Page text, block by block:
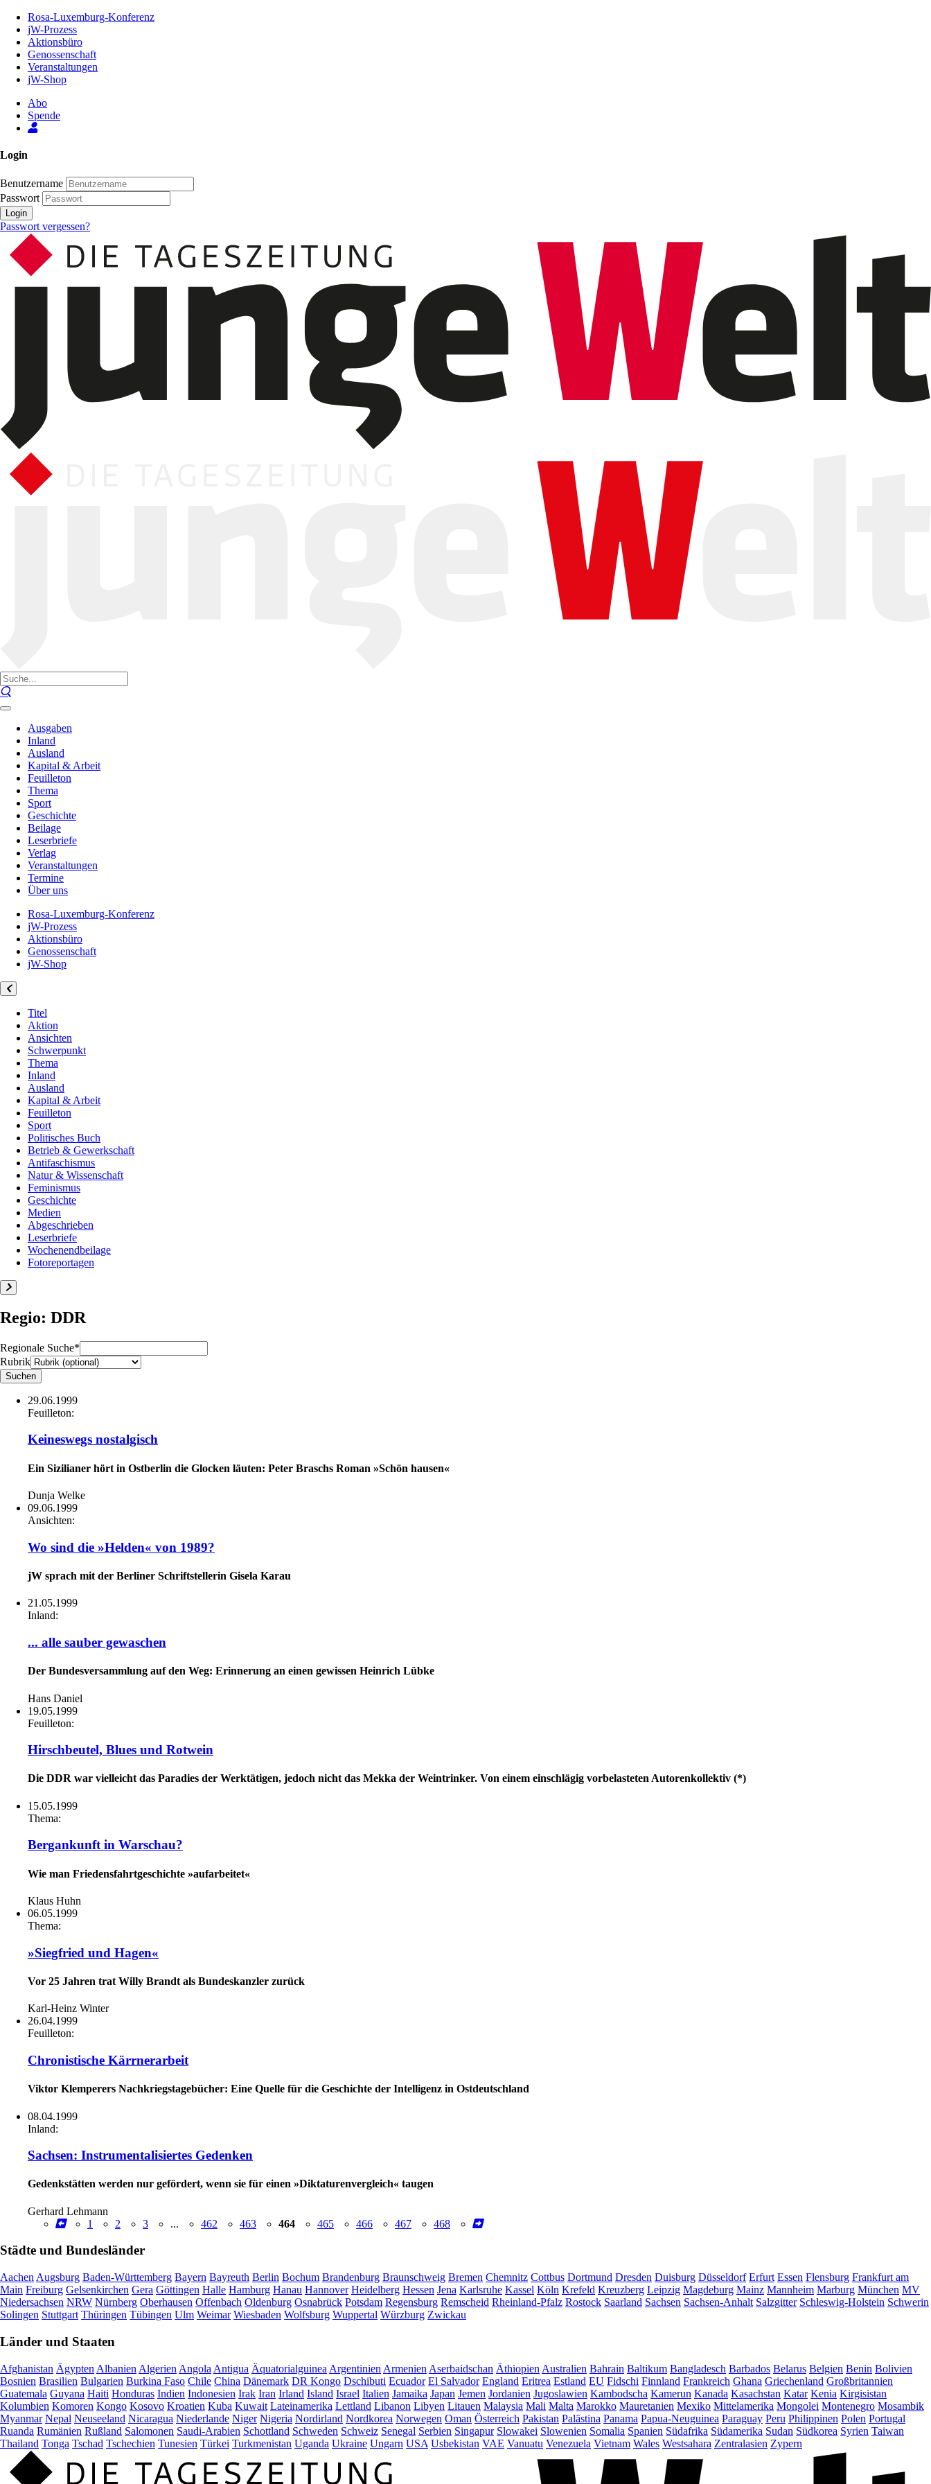
Inhalt
Seite
Rosa-Luxemburg-Konferenz
jW-Prozess
Aktionsbüro
Genossenschaft
Veranstaltungen
jW-Shop
Abo
Spende
Login
Benutzername
Passwort
Login
Passwort vergessen?
Ausgaben
Inland
Ausland
Kapital & Arbeit
Feuilleton
Thema
Sport
Geschichte
Beilage
Leserbriefe
Verlag
Veranstaltungen
Termine
Über uns
Rosa-Luxemburg-Konferenz
jW-Prozess
Aktionsbüro
Genossenschaft
jW-Shop
Titel
Aktion
Ansichten
Schwerpunkt
Thema
Inland
Ausland
Kapital & Arbeit
Feuilleton
Sport
Politisches Buch
Betrieb & Gewerkschaft
Antifaschismus
Natur & Wissenschaft
Feminismus
Geschichte
Medien
Abgeschrieben
Leserbriefe
Wochenendbeilage
Fotoreportagen
Regio: DDR
Regionale Suche*
Rubrik
29.06.1999
Feuilleton:
Keineswegs nostalgisch
Ein Sizilianer hört in Ostberlin die Glocken läuten: Peter Braschs Roman »Schön hausen«
Dunja Welke
09.06.1999
Ansichten:
Wo sind die »Helden« von 1989?
jW sprach mit der Berliner Schriftstellerin Gisela Karau
21.05.1999
Inland:
... alle sauber gewaschen
Der Bundesversammlung auf den Weg: Erinnerung an einen gewissen Heinrich Lübke
Hans Daniel
19.05.1999
Feuilleton:
Hirschbeutel, Blues und Rotwein
Die DDR war vielleicht das Paradies der Werktätigen, jedoch nicht das Mekka der Weintrinker. Von einem einschlägig vorbelasteten Autorenkollektiv (*)
15.05.1999
Thema:
Bergankunft in Warschau?
Wie man Friedensfahrtgeschichte »aufarbeitet«
Klaus Huhn
06.05.1999
Thema:
»Siegfried und Hagen«
Vor 25 Jahren trat Willy Brandt als Bundeskanzler zurück
Karl-Heinz Winter
26.04.1999
Feuilleton:
Chronistische Kärrnerarbeit
Viktor Klemperers Nachkriegstagebücher: Eine Quelle für die Geschichte der Intelligenz in Ostdeutschland
08.04.1999
Inland:
Sachsen: Instrumentalisiertes Gedenken
Gedenkstätten werden nur gefördert, wenn sie für einen »Diktaturenvergleich« taugen
Gerhard Lehmann
1
2 3 ... 462 463 464 465 466 467 468
Städte und Bundesländer
Aachen Augsburg Baden-Württemberg Bayern Bayreuth Berlin Bochum Brandenburg Braunschweig Bremen Chemnitz Cottbus Dortmund Dresden Duisburg Düsseldorf Erfurt Essen Flensburg Frankfurt am
Main Freiburg Gelsenkirchen Gera Göttingen Halle Hamburg Hanau Hannover Heidelberg Hessen Jena Karlsruhe Kassel Köln Krefeld Kreuzberg Leipzig Magdeburg Mainz Mannheim Marburg München MV
Niedersachsen NRW Nürnberg Oberhausen Offenbach Oldenburg Osnabrück Potsdam Regensburg Remscheid Rheinland-Pfalz Rostock Saarland Sachsen Sachsen-Anhalt Salzgitter Schleswig-Holstein Schwerin
Solingen Stuttgart Thüringen Tübingen Ulm Weimar Wiesbaden Wolfsburg Wuppertal Würzburg Zwickau
Länder und Staaten
Afghanistan Ägypten Albanien Algerien Angola Antigua Äquatorialguinea Argentinien Armenien Aserbaidschan Äthiopien Australien Bahrain Baltikum Bangladesch Barbados Belarus Belgien Benin Bolivien
Bosnien Brasilien Bulgarien Burkina Faso Chile China Dänemark DR Kongo Dschibuti Ecuador El Salvador England Eritrea Estland EU Fidschi Finnland Frankreich Ghana Griechenland Großbritannien
Guatemala Guyana Haiti Honduras Indien Indonesien Irak Iran Irland Island Israel Italien Jamaika Japan Jemen Jordanien Jugoslawien Kambodscha Kamerun Kanada Kasachstan Katar Kenia Kirgisistan
Kolumbien Komoren Kongo Kosovo Kroatien Kuba Kuwait Lateinamerika Lettland Libanon Libyen Litauen Malaysia Mali Malta Marokko Mauretanien Mexiko Mittelamerika Mongolei Montenegro Mosambik
Myanmar Nepal Neuseeland Nicaragua Niederlande Niger Nigeria Nordirland Nordkorea Norwegen Oman Österreich Pakistan Palästina Panama Papua-Neuguinea Paraguay Peru Philippinen Polen Portugal
Ruanda Rumänien Rußland Salomonen Saudi-Arabien Schottland Schweden Schweiz Senegal Serbien Singapur Slowakei Slowenien Somalia Spanien Südafrika Südamerika Sudan Südkorea Syrien Taiwan
Thailand Tonga Tschad Tschechien Tunesien Türkei Turkmenistan Uganda Ukraine Ungarn USA Usbekistan VAE Vanuatu Venezuela Vietnam Wales Westsahara Zentralasien Zypern